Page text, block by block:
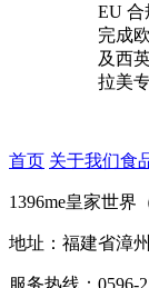
EU
完成
及西
拉美
首页 关于我们食
1396me皇家世界
地址：福建省漳